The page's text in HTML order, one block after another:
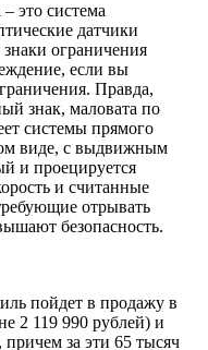
это система
датчики
ограничения
если вы
Правда,
знак, маловата по
системы прямого
виде, с выдвижным
и проецируется
и считанные
отрывать
безопасность.
пойдет в продажу в
2 119 990 рублей) и
за эти 65 тысяч